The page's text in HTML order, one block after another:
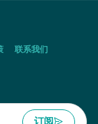
联系我们